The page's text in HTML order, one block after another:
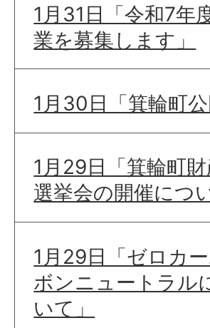
1月31日「令和7年
業を募集します」
1月30日「箕輪町
1月29日「箕輪町
選挙会の開催につ
1月29日「ゼロカ
ボンニュートラル
いて」